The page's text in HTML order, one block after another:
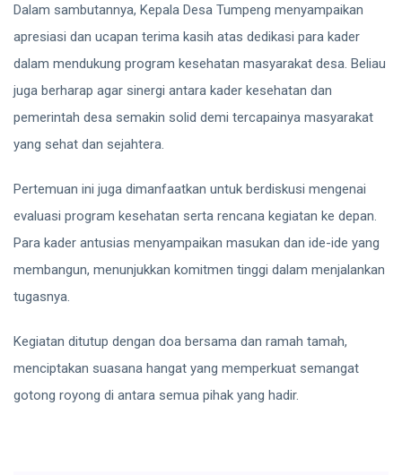
Dalam sambutannya, Kepala Desa Tumpeng menyampaikan
apresiasi dan ucapan terima kasih atas dedikasi para kader
dalam mendukung program kesehatan masyarakat desa. Beliau
juga berharap agar sinergi antara kader kesehatan dan
pemerintah desa semakin solid demi tercapainya masyarakat
yang sehat dan sejahtera.
Pertemuan ini juga dimanfaatkan untuk berdiskusi mengenai
evaluasi program kesehatan serta rencana kegiatan ke depan.
Para kader antusias menyampaikan masukan dan ide-ide yang
membangun, menunjukkan komitmen tinggi dalam menjalankan
tugasnya.
Kegiatan ditutup dengan doa bersama dan ramah tamah,
menciptakan suasana hangat yang memperkuat semangat
gotong royong di antara semua pihak yang hadir.